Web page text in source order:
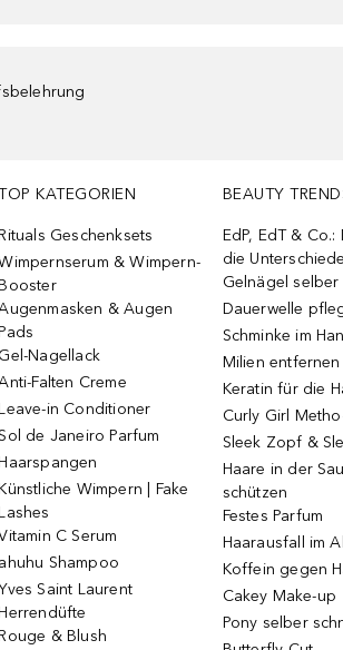
KATEGORIEN
Geschenksets
& Wimpern-
& Augen
Gel-Nagellack
Falten Creme
in Conditioner
de Janeiro Parfum
Wimpern | Fake
C Serum
ahuhu Shampoo
Saint Laurent
& Blush
BEAUTY
EdP, EdT &
die
Gelnägel selber
Dauerwelle
Schminke im
Milien entfernen
Keratin für die
Curly Girl
Sleek Zopf &
Haare in der
schützen
Festes Parfum
Haarausfall im
Koffein gegen
Cakey Make-up
Pony selber